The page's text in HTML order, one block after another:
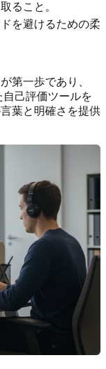
ること。
を避けるための柔
第一歩であり、
己評価ツールを
葉と明確さを提供